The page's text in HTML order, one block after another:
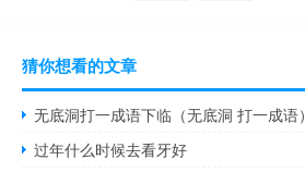
猜你想看的文章
无底洞打一成语下临（无底洞 打一成语）
过年什么时候去看牙好